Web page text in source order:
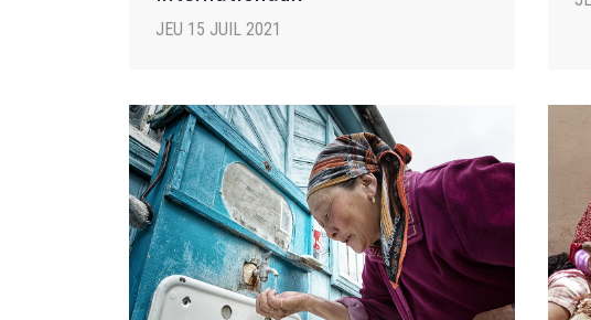
JEU 15 JUIL 2021